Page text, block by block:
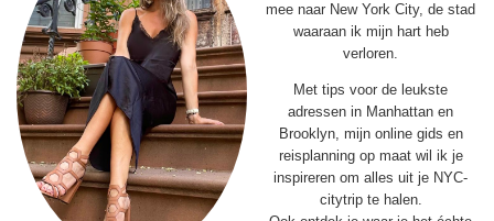
mee naar New York City, de stad
waaraan ik mijn hart heb
verloren.
Met tips voor de leukste
adressen in Manhattan en
Brooklyn, mijn online gids en
reisplanning op maat wil ik je
inspireren om alles uit je NYC-
citytrip te halen.